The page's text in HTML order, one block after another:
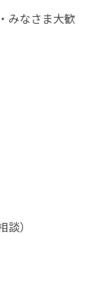
みなさま大歓
）